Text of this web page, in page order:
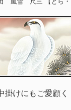
掛けにもご愛顧く